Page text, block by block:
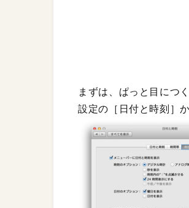
まずは、ぱっと目につ
設定の［日付と時刻］